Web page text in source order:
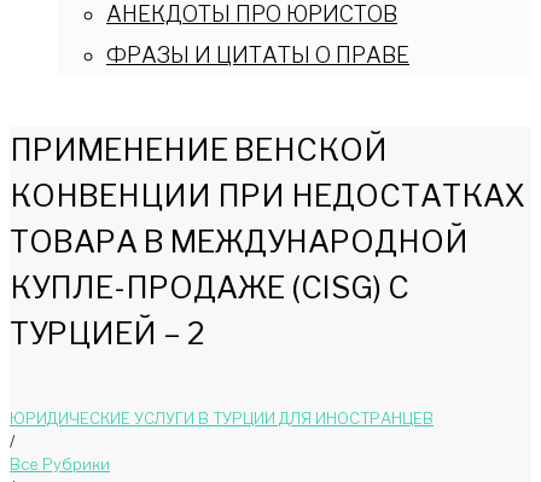
АНЕКДОТЫ ПРО ЮРИСТОВ
ФРАЗЫ И ЦИТАТЫ О ПРАВЕ
ПРИМЕНЕНИЕ ВЕНСКОЙ
КОНВЕНЦИИ ПРИ НЕДОСТАТКАХ
ТОВАРА В МЕЖДУНАРОДНОЙ
КУПЛЕ-ПРОДАЖЕ (CISG) С
ТУРЦИЕЙ – 2
ЮРИДИЧЕСКИЕ УСЛУГИ В ТУРЦИИ ДЛЯ ИНОСТРАНЦЕВ
/
Bce Pyбрики